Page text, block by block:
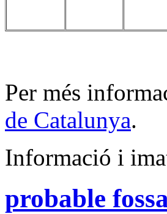
Per més
de Catalunya.
Informació i
probable